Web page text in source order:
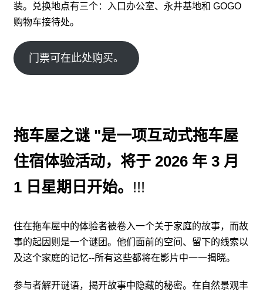
装。兑换地点有三个：入口办公室、永井基地和 GOGO
购物车接待处。
门票可在此处购买。
拖车屋之谜 "是一项互动式拖车屋
住宿体验活动，将于 2026 年 3 月
1 日星期日开始。 !!!
住在拖车屋中的体验者被卷入一个关于家庭的故事，而故
事的起因则是一个谜团。他们面前的空间、留下的线索以
及这个家庭的记忆--所有这些都将在影片中一一揭晓。
参与者解开谜语，揭开故事中隐藏的秘密。在自然景观丰